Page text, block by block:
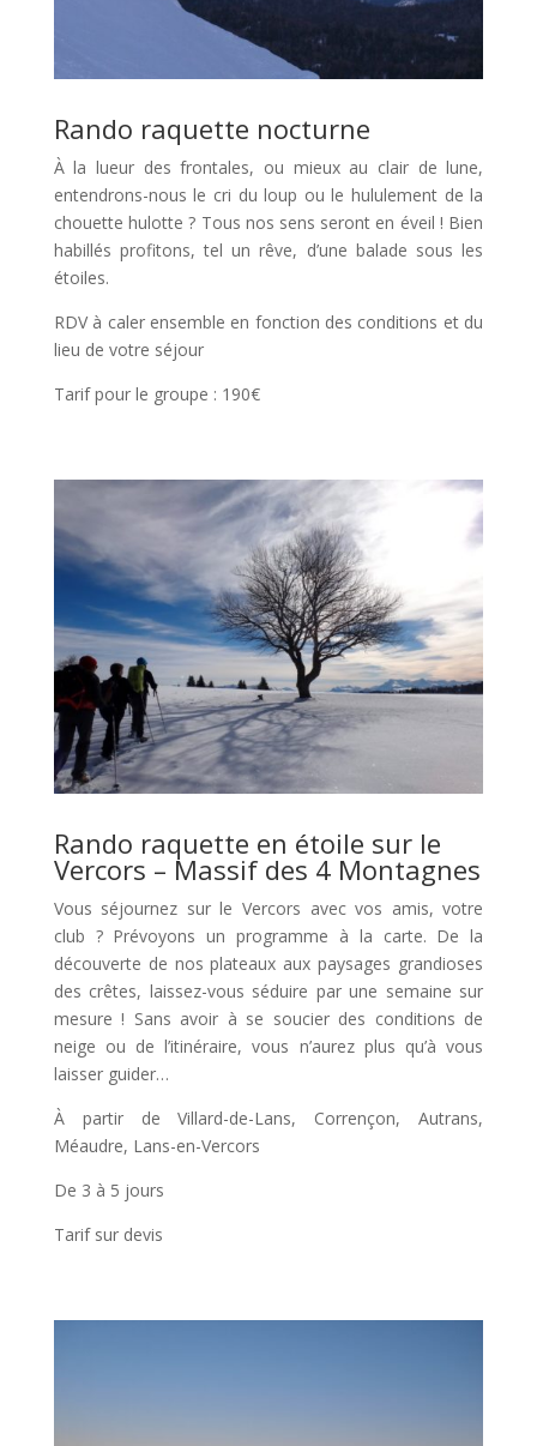
Rando raquette nocturne
À la lueur des frontales, ou mieux au clair de lune,
entendrons-nous le cri du loup ou le hululement de la
chouette hulotte ? Tous nos sens seront en éveil ! Bien
habillés profitons, tel un rêve, d’une balade sous les
étoiles.
RDV à caler ensemble en fonction des conditions et du
lieu de votre séjour
Tarif pour le groupe : 190€
Rando raquette en étoile sur le
Vercors – Massif des 4 Montagnes
Vous séjournez sur le Vercors avec vos amis, votre
club ? Prévoyons un programme à la carte. De la
découverte de nos plateaux aux paysages grandioses
des crêtes, laissez-vous séduire par une semaine sur
mesure ! Sans avoir à se soucier des conditions de
neige ou de l’itinéraire, vous n’aurez plus qu’à vous
laisser guider…
À partir de Villard-de-Lans, Corrençon, Autrans,
Méaudre, Lans-en-Vercors
De 3 à 5 jours
Tarif sur devis